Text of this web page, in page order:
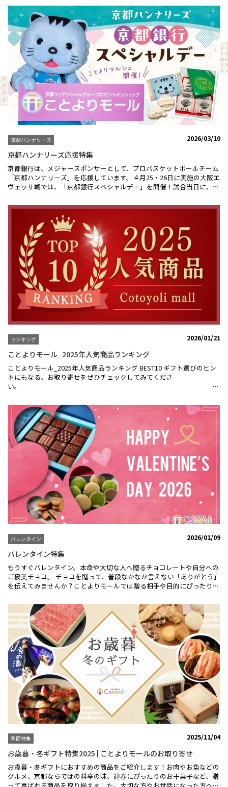
い、たのしい出会いをお届けします。まるで旅先をめぐるように、地域
ごとの空気や暮らしを感じながら、心ときめくお気に入りとの出会いを
お楽しみください。SANtoマルシェはこちらから（外部サイトにリンク
します）＞＞（＊）ブランド総合研究所調査★OPEN記念キャンペーン
開催★＼抽選で20名さまに「ことよりモール」お買い物ポイント2,000
円分をプレゼント／【対象】SANtoマルシェキャンペーンにエントリー
後、新規会員登録を行い、初回購入時に2,000円（税込・送料込）以上
ご購入いただいたお客さま【期間】2026年7月1日 12:00 ～ 2026年7月31
日 23:59【当選発表】2026年8月10日（金）頃に、当選者へメールにて
ご連絡いたします【当選賞品】「ことよりモール」お買い物ポイント
2,000円分を20名さまにプレゼント（お買い物期限：2026年9月30日
23:59まで）SANtoマルシェのキャンペーンエントリーはこちらから
（外部サイトへリンクします）＞＞＼ SANtoマルシェ、北海道・沖縄
ECモールのご紹介 ／★北海道★（北洋銀行）北海道弁の「これでし
ょ」と英語の「Collection」を組み合わせた「collesho」という名前の
通り、「これでしょ！」と自信を持って皆様におすすめできる北の逸品
を多数取り揃えています。海産物や農作物、乳製品など、豊かな自然の
恵みを、ぜひ「collesho」で存分にお楽しみください。★沖縄★（琉球
銀行）沖縄の魅力が詰まった「結モール」は、沖縄の方言で助け合うな
どを意味する「ゆいまーる」をもじっており、南国の彩りあふれる特産
品から職人によるオリジナル商品までバラエティ豊かな商品を取り揃え
都、沖縄の魅力を一度に体感できる「SANtoマルシェ」で、旅する気分
でお買い物を♪SANtoマルシェはこちらから（外部サイトにリンクしま
す）＞＞
京都ハンナリーズ 2026/03/10
京都ハンナリーズ応援特集
京都銀行は、メジャースポンサーとして、プロバスケットボールチーム
「京都ハンナリーズ」を応援しています。４月25・26日に実施の大阪エ
ヴェッサ戦では、「京都銀行スペシャルデー」を開催！試合当日に、こ
で、オリジナルグッズをプレゼント！皆さまのご来場を心より、お待ち
しております！ ◆◇開催日時◇◆ 2026年4月25日（土）15:05 試合開始
(ことよりマルシェは13:00から試合終了まで） 2026年4月26日（日）
14:05 試合開始(ことよりマルシェは12:00から試合終了まで）◆◇開催
場所◇◆ 島津アリーナ京都（京都府立体育館）会場内 京都銀行ブース
★お楽しみ抽選会★Ａ賞：選手直筆サイン入り はんニャリンエコバッ
ク （各日5名様）B賞：ことよりモールお買い物ポイントギフト２，０
００円分（各日５名様）参加賞：はんニャリン オリジナルステッカー
熱いブーストで京都ハンナリーズを勝利に導きましょう！！
ランキング 2026/01/21
ことよりモール_2025年人気商品ランキング
ことよりモール_2025年人気商品ランキング BEST10 ギフト選びのヒン
トにもなる、お取り寄せをぜひチェックしてみてくださ
い
き用（送料無料）5,000円 （税込)詳細はこちらから＞＞【ABCフーズ】
京の肉 肩モモ赤身すき焼き用（送料無料）5,000円 （税込)詳細はこち
らから＞＞【SHEEN！foodshop】京丹後こしひかり 5kg（送料無料）
5,500円 （税込）詳細はこちらから＞＞【ABCフーズ】【京の肉】肩モ
モ赤身焼肉用（送料無料）5,000円 （税込）詳細はこちらから＞＞
【ABCフーズ】A5ランク厳選和牛切り落とし(冷凍)210ｇ×３ｐ（送料
無料）5,000円 （税込）詳細はこちらから＞＞【ABCフーズ】和牛MIX切
り落とし（冷凍）500ｇ（送料無料）4,000円 （税込）詳細はこちらか
ら＞＞【SHEEN！foodshop】「令和7年度 新米」近江米 こしひかり
5kg 5,093円（税込）（販売終了）【ABCフーズ】京の肉 霜降りミス
ジ150ｇ×２枚（送料無料）6,000円 （税込）詳細はこちらから＞＞
【あづき庵】焼きモンブラン12個（送料無料）4,000円 （税込）詳細は
こちらから＞＞【ABCフーズ】京の肉 肩モモ赤身ステーキ150ｇ×２
枚（送料無料）5,000円 （税込）詳細はこちらから＞＞昨年もことより
モールをご愛顧いただき、ありがとうございました！ギフト選びに迷っ
たとき、または自分へのご褒美としてお取り寄せしたいときにもおスス
メです。「贈って嬉しい、もらって嬉しい、食べて笑顔になれる」そん
バレンタイン 2026/01/09
バレンタイン特集
もうすぐバレンタイン。本命や大切な人へ贈るチョコレートや自分への
ご褒美チョコ。 チョコを贈って、普段なかなか言えない「ありがとう」
を伝えてみませんか？ことよりモールでは贈る相手や目的にぴったりの
はこちら＞＞★【菓子職人】抹茶トリュフ（１０個入）★菓子職人の技
が光る、溶ける抹茶トリュフの贅沢♪菓子職人抹茶トリュフは、お口に
含むだけで「すぅー」と溶けます。その瞬間の感動のために、丹精込め
て作り上げた自慢の抹茶トリュフをどうぞご賞味下さいませ♪「抹茶ト
リュフ」はこちらから＞＞★【dari K】カカオサンドクッキー（6枚/ミ
ルク）★食べ応え抜群で、チョコレート好きにはたまらないスイーツで
す！インドネシア産カカオを使用したミルクチョコレートとサクサクの
ラングドシャが絶妙にマッチ。チョコレートはラングドシャの約2倍の
厚さで、1枚でも満足感があります。贈り物や自分へのご褒美にぜひど
うぞ♪「カカオサンドクッキー（6枚/ミルク）」はこちら＞＞バレンタ
イン特集のすべてはこちら＞＞大切な人への想いを形にするチョコレー
ト♡ことよりモールで、あなたの「ありがとう」を伝えませんか。
季節特集 2025/11/04
お歳暮・冬ギフト特集2025 | ことよりモールのお取り寄せ
お歳暮・冬ギフトにおすすめの商品をご紹介します！お肉やお魚などの
グルメ、京都ならではの料亭の味、迎春にぴったりのお干菓子など、贈